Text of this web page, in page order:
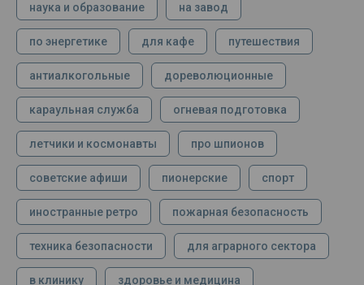
наука и образование на завод
по энергетике для кафе путешествия
антиалкогольные дореволюционные
караульная служба огневая подготовка
летчики и космонавты про шпионов
советские афиши пионерские спорт
иностранные ретро пожарная безопасность
техника безопасности для аграрного сектора
в клинику здоровье и медицина